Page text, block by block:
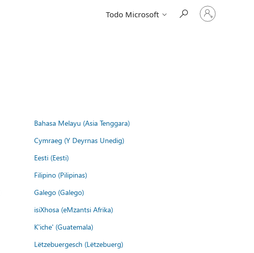
Todo Microsoft
Iniciar
sesión
Bahasa Melayu (Asia Tenggara)
Cymraeg (Y Deyrnas Unedig)
Eesti (Eesti)
Filipino (Pilipinas)
Galego (Galego)
isiXhosa (eMzantsi Afrika)
K'iche' (Guatemala)
Lëtzebuergesch (Lëtzebuerg)